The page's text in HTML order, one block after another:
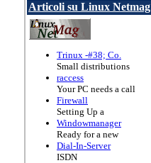
Articoli su Linux Netmag
Trinux -#38; Co.
Small distributions
raccess
Your PC needs a call
Firewall
Setting Up a
Windowmanager
Ready for a new
Dial-In-Server
ISDN